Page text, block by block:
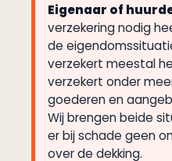
Eigenaar of
verzekering nodig
de
verzekert meestal
verzekert onder
goederen en
Wij brengen beide
er bij schade geen
over de dekking.